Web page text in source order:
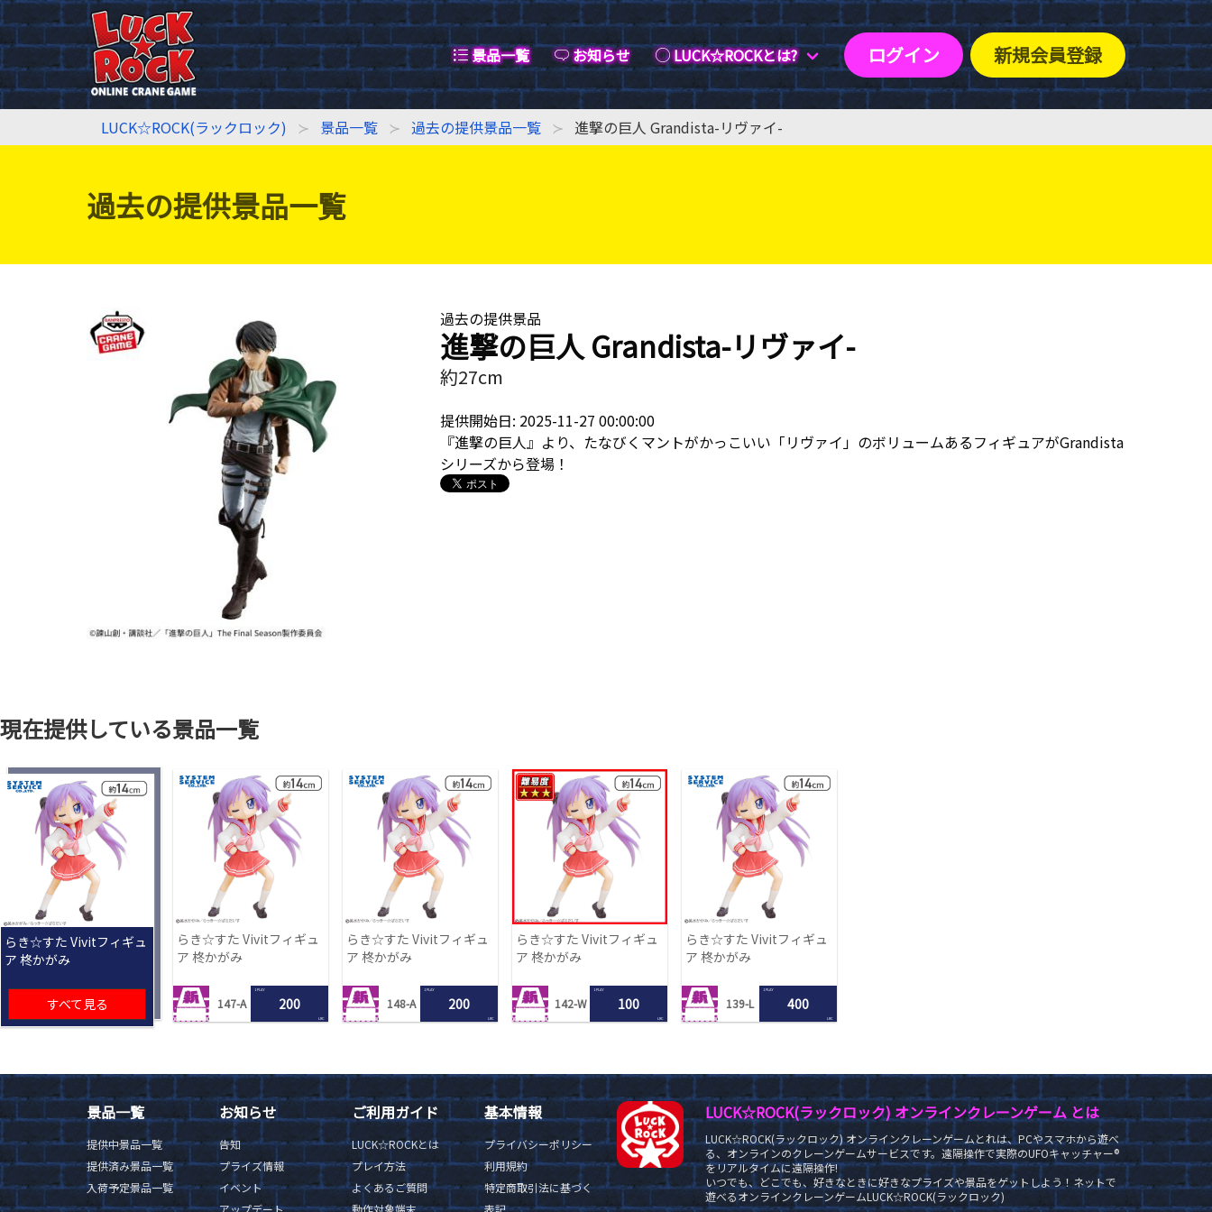
景品一覧 お知らせ LUCK☆ROCKとは? ログイン 新規会員登録
LUCK☆ROCK(ラックロック) 景品一覧 過去の提供景品一覧 進撃の巨人 Grandista-リヴァイ-
過去の提供景品一覧
過去の提供景品
進撃の巨人 Grandista-リヴァイ-
約27cm
提供開始日: 2025-11-27 00:00:00
『進撃の巨人』より、たなびくマントがかっこいい「リヴァイ」のボリュームあるフィギュアがGrandista
シリーズから登場！
現在提供している景品一覧
らき☆すた Vivitフィギュ
ア 柊かがみ
すべて見る
らき☆すた Vivitフィギュ
ア 柊かがみ
147-A
1 PLAY
200
LRC
らき☆すた Vivitフィギュ
ア 柊かがみ
148-A
1 PLAY
200
LRC
らき☆すた Vivitフィギュ
ア 柊かがみ
142-W
1 PLAY
100
LRC
らき☆すた Vivitフィギュ
ア 柊かがみ
139-L
1 PLAY
400
LRC
景品一覧
提供中景品一覧
提供済み景品一覧
入荷予定景品一覧
お知らせ
告知
プライズ情報
イベント
アップデート
ご利用ガイド
LUCK☆ROCKとは
プレイ方法
よくあるご質問
動作対象端末
基本情報
プライバシーポリシー
利用規約
特定商取引法に基づく
表記
LUCK☆ROCK(ラックロック) オンラインクレーンゲーム とは
LUCK☆ROCK(ラックロック) オンラインクレーンゲームとれは、PCやスマホから遊べ
る、オンラインのクレーンゲームサービスです。遠隔操作で実際のUFOキャッチャー®
をリアルタイムに遠隔操作!
いつでも、どこでも、好きなときに好きなプライズや景品をゲットしよう！ネットで
遊べるオンラインクレーンゲームLUCK☆ROCK(ラックロック)